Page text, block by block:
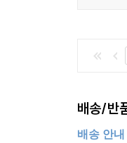
배송/반
배송 안내